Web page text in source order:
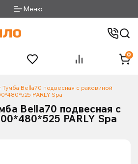
Меню
0
Тумба Bella70 подвесная с раковиной
PARLY Spa
Bella70 подвесная с
PARLY Spa